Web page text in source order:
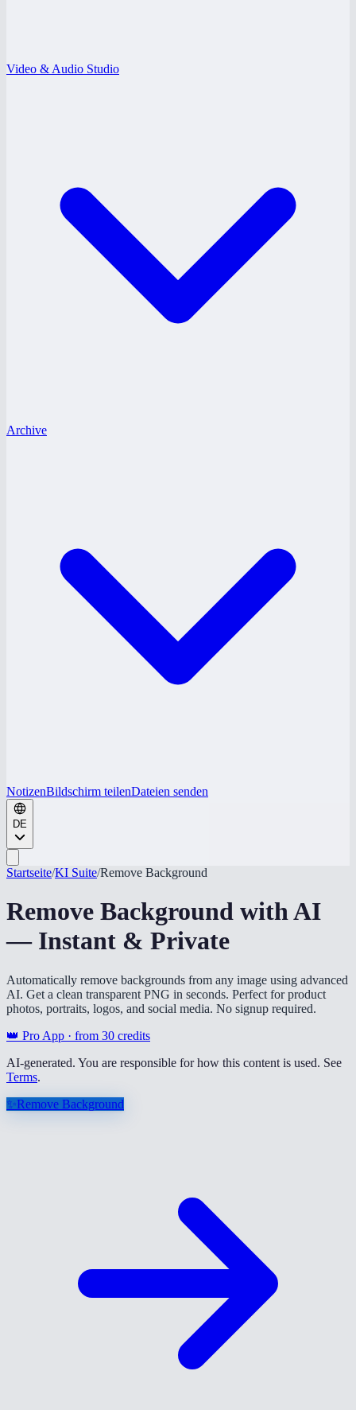
Video & Audio Studio
Archive
NotizenBildschirm teilenDateien senden
DE
Startseite/KI Suite/Remove Background
Remove Background with AI
— Instant & Private
Automatically remove backgrounds from any image using advanced
AI. Get a clean transparent PNG in seconds. Perfect for product
photos, portraits, logos, and social media. No signup required.
👑 Pro App · from 30 credits
AI-generated. You are responsible for how this content is used. See
Terms.
✨Remove Background